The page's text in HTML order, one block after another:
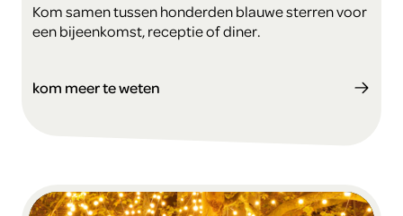
Kom samen tussen honderden blauwe sterren voor
een bijeenkomst, receptie of diner.
kom meer te weten